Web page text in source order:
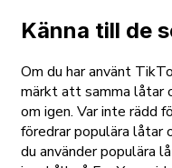
Känna till de
Om du har använt
märkt att samma låtar
om igen. Var inte rädd
föredrar populära låtar
du använder populära